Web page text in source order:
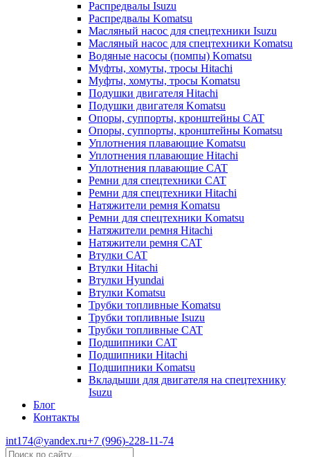
Распредвалы Isuzu
Распредвалы Komatsu
Масляный насос для спецтехники Isuzu
Масляный насос для спецтехники Komatsu
Водяные насосы (помпы) Komatsu
Муфты, хомуты, тросы Hitachi
Муфты, хомуты, тросы Komatsu
Подушки двигателя Hitachi
Подушки двигателя Komatsu
Опоры, суппорты, кронштейны CAT
Опоры, суппорты, кронштейны Komatsu
Уплотнения плавающие Komatsu
Уплотнения плавающие Hitachi
Уплотнения плавающие CAT
Ремни для спецтехники CAT
Ремни для спецтехники Hitachi
Натяжители ремня Komatsu
Ремни для спецтехники Komatsu
Натяжители ремня Hitachi
Натяжители ремня CAT
Втулки CAT
Втулки Hitachi
Втулки Hyundai
Втулки Komatsu
Трубки топливные Komatsu
Трубки топливные Isuzu
Трубки топливные CAT
Подшипники CAT
Подшипники Hitachi
Подшипники Komatsu
Вкладыши для двигателя на спецтехнику
Isuzu
Блог
Контакты
int174@yandex.ru+7 (996)-228-11-74
Страница
Поиск: